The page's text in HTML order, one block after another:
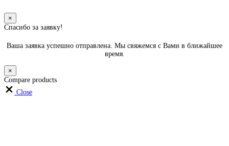
×
Спасибо за заявку!
Ваша заявка успешно отправлена. Мы свяжемся с Вами в ближайшее
время.
×
Compare products
Close